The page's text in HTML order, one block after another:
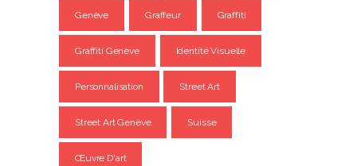
Genève Graffeur Graffiti
Graffiti Genève Identité Visuelle
Personnalisation Street Art
Street Art Genève Suisse
Œuvre D'art